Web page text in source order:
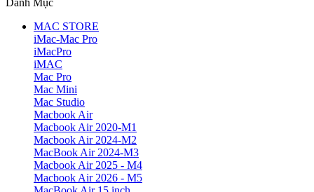
Danh Mục
MAC STORE
iMac-Mac Pro
iMacPro
iMAC
Mac Pro
Mac Mini
Mac Studio
Macbook Air
Macbook Air 2020-M1
Macbook Air 2024-M2
MacBook Air 2024-M3
Macbook Air 2025 - M4
Macbook Air 2026 - M5